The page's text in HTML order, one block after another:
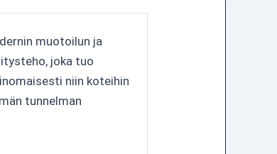
muotoilun ja
joka tuo
niin koteihin
tunnelman